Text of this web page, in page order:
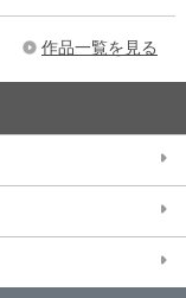
作品一覧を見る